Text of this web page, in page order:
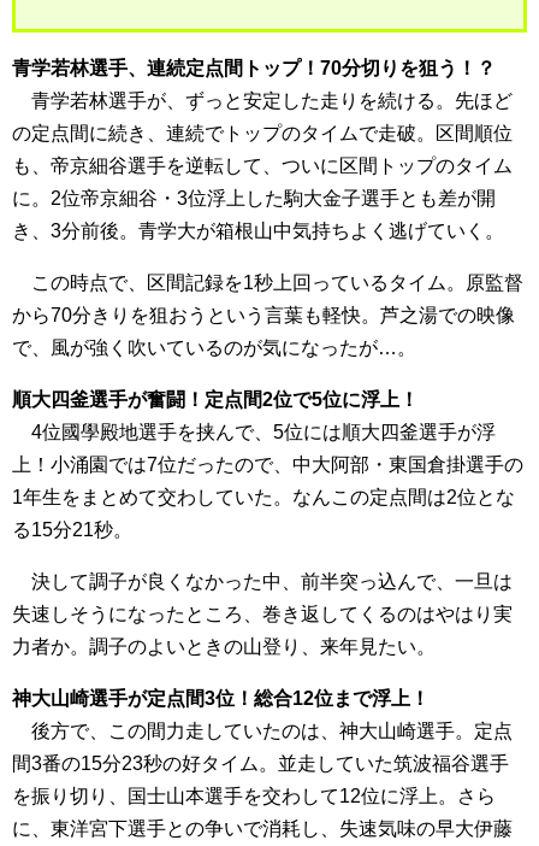
青学若林選手、連続定点間トップ！70分切りを狙う！？
青学若林選手が、ずっと安定した走りを続ける。先ほど
の定点間に続き、連続でトップのタイムで走破。区間順位
も、帝京細谷選手を逆転して、ついに区間トップのタイム
に。2位帝京細谷・3位浮上した駒大金子選手とも差が開
き、3分前後。青学大が箱根山中気持ちよく逃げていく。
この時点で、区間記録を1秒上回っているタイム。原監督
から70分きりを狙おうという言葉も軽快。芦之湯での映像
で、風が強く吹いているのが気になったが…。
順大四釜選手が奮闘！定点間2位で5位に浮上！
4位國學殿地選手を挟んで、5位には順大四釜選手が浮
上！小涌園では7位だったので、中大阿部・東国倉掛選手の
1年生をまとめて交わしていた。なんこの定点間は2位とな
る15分21秒。
決して調子が良くなかった中、前半突っ込んで、一旦は
失速しそうになったところ、巻き返してくるのはやはり実
力者か。調子のよいときの山登り、来年見たい。
神大山崎選手が定点間3位！総合12位まで浮上！
後方で、この間力走していたのは、神大山崎選手。定点
間3番の15分23秒の好タイム。並走していた筑波福谷選手
を振り切り、国士山本選手を交わして12位に浮上。さら
に、東洋宮下選手との争いで消耗し、失速気味の早大伊藤